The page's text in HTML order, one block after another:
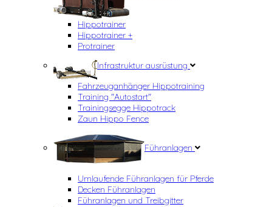
Hippotrainer
Hippotrainer +
Protrainer
Infrastruktur ausrüstung
Fahrzeuganhänger Hippotraining
Training "Autostart"
Trainingsegge Hippotrack
Zaun Hippo Fence
Führanlagen
Umlaufende Führanlagen für Pferde
Decken Führanlagen
Führanlagen und Treibgitter